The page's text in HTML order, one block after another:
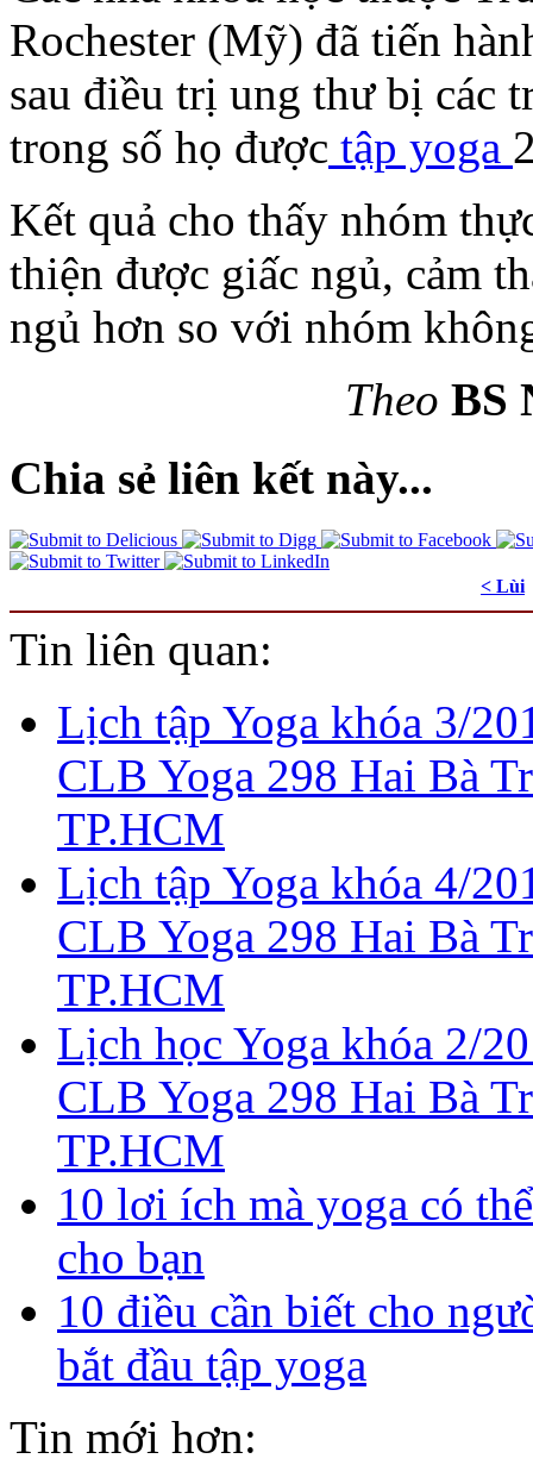
Rochester (Mỹ) đã tiến
sau điều trị ung thư bị các
trong số họ được tập yoga
Kết quả cho thấy nhóm
thiện được giấc ngủ, cảm
ngủ hơn so với nhóm
Theo BS
Chia sẻ liên kết này...
< Lùi
Tin liên quan:
Lịch tập Yoga khóa 3/
CLB Yoga 298 Hai Bà
TP.HCM
Lịch tập Yoga khóa 4/
CLB Yoga 298 Hai Bà
TP.HCM
Lịch học Yoga khóa 2/
CLB Yoga 298 Hai Bà
TP.HCM
10 lơi ích mà yoga có
cho bạn
10 điều cần biết cho
bắt đầu tập yoga
Tin mới hơn: